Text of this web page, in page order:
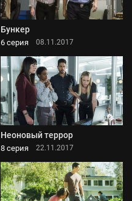
Бункер
6 серия 08.11.2017
Неоновый террор
8 серия 22.11.2017